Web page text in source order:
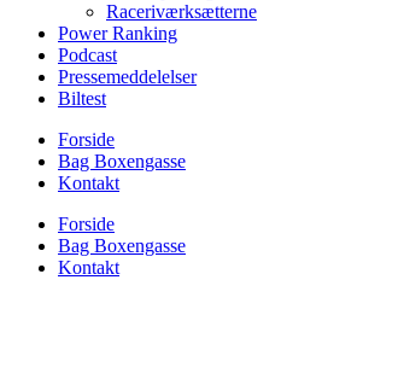
Raceriværksætterne
Power Ranking
Podcast
Pressemeddelelser
Biltest
Forside
Bag Boxengasse
Kontakt
Forside
Bag Boxengasse
Kontakt